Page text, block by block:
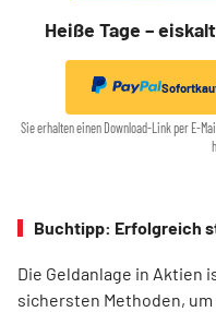
Heiße Tage –
Sie erhalten einen Download-Link per E-
Buchtipp: Erfolgreich
Die Geldanlage in Aktien
sichersten Methoden,